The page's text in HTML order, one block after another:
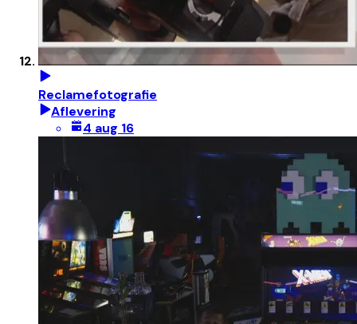
Reclamefotografie
Aflevering
4 aug 16